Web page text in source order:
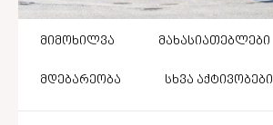
მიმოხილვა მახასიათებლები
მდებარეობა სხვა აქტივობები